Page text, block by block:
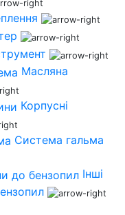
Масляна
Корпусні
Система гальма
Інші